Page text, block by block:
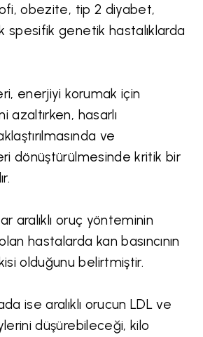
obezite, tip 2 diyabet,
spesifik genetik hastalıklarda
enerjiyi korumak için
azaltırken, hasarlı
ve
dönüştürülmesinde kritik bir
aralıklı oruç yönteminin
hastalarda kan basıncının
olduğunu belirtmiştir.
ise aralıklı orucun LDL ve
düşürebileceği, kilo